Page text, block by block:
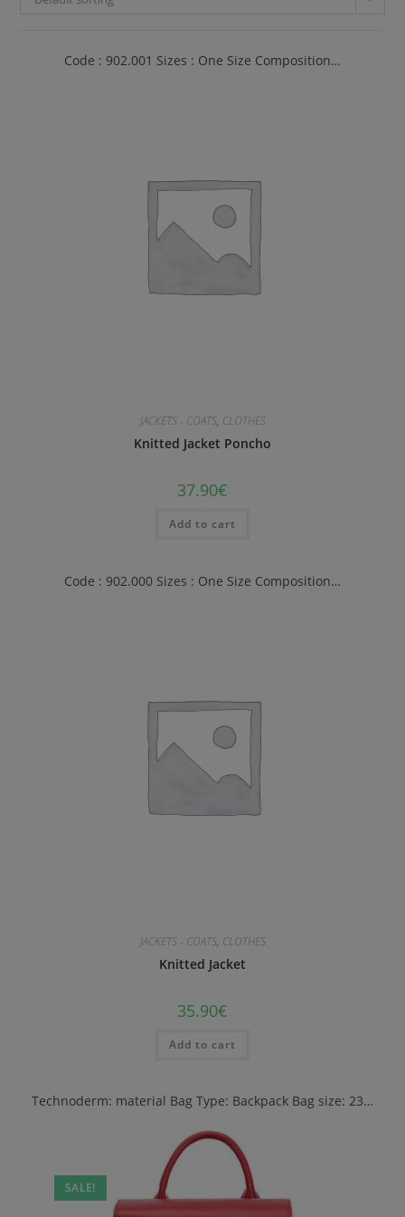
Code : 902.001 Sizes : One Size Composition…
JACKETS - COATS, CLOTHES
Knitted Jacket Poncho
37.90€
Add to cart
Code : 902.000 Sizes : One Size Composition…
JACKETS - COATS, CLOTHES
Knitted Jacket
35.90€
Add to cart
Technoderm: material Bag Type: Backpack Bag size: 23…
SALE!